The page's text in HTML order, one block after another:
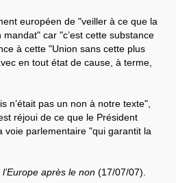
européen de "veiller à ce que la
car "c’est cette substance
à cette "Union sans cette plus
en tout état de cause, à terme,
n’était pas un non à notre texte",
réjoui de ce que le Président
voie parlementaire "qui garantit la
après le non (17/07/07).